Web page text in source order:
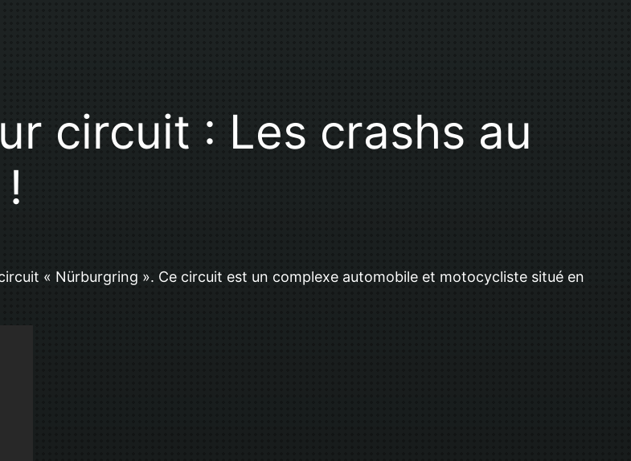
circuit : Les crashs au
« Nürburgring ». Ce circuit est un complexe automobile et motocycliste situé en